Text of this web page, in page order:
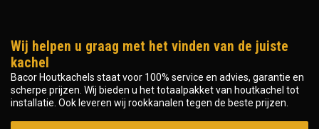
Wij helpen u graag met het vinden van de juiste
kachel
Bacor Houtkachels staat voor 100% service en advies, garantie en
scherpe prijzen. Wij bieden u het totaalpakket van houtkachel tot
installatie. Ook leveren wij rookkanalen tegen de beste prijzen.